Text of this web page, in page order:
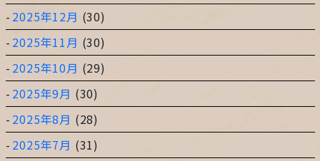
2025年12月 (30)
2025年11月 (30)
2025年10月 (29)
2025年9月 (30)
2025年8月 (28)
2025年7月 (31)